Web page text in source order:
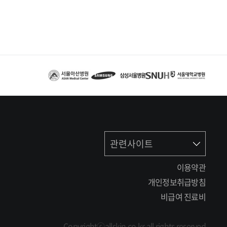
관련사이트
이용약관
개인정보취급방침
비급여 진료비